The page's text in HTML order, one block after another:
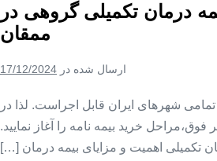
+
بیمه
درمان
در
درمان تکمیلی گروهی در
ممقان
ارسال شده در 17/12/2024
تمامی شهرهای ایران قابل اجراست. لذا در
خرید بیمه نامه را آغاز نمایید.
تکمیلی اهمیت و مزایای بیمه درمان […]